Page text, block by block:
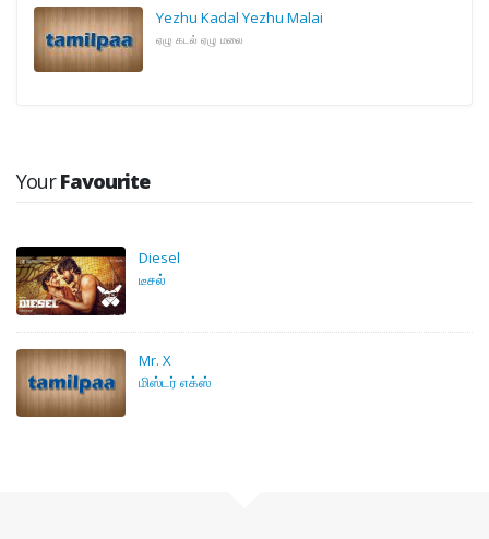
Yezhu Kadal Yezhu Malai
ஏழு கடல் ஏழு மலை
YourFavourite
Diesel
டீசல்
Mr. X
மிஸ்டர் எக்ஸ்